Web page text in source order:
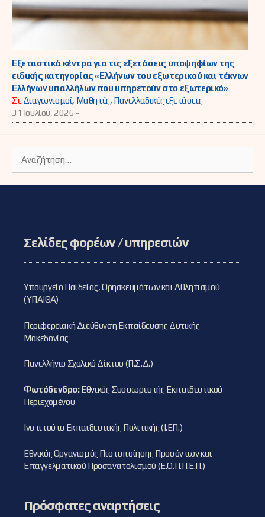
Εξεταστικά κέντρα για τις εξετάσεις υποψηφίων της
ειδικής κατηγορίας «Ελλήνων του εξωτερικού και τέκνων
Ελλήνων υπαλλήλων που υπηρετούν στο εξωτερικό»
ΣεΔιαγωνισμοί, Μαθητές, Πανελλαδικές εξετάσεις
31 Ιουλίου, 2026 -
για:
Σελίδες φορέων / υπηρεσιών
Υπουργείο Παιδείας, Θρησκευμάτων και Αθλητισμού
(ΥΠΑΙΘΑ)
Περιφερειακή Διεύθυνση Εκπαίδευσης Δυτικής
Μακεδονίας
Πανελλήνιο Σχολικό Δίκτυο (Π.Σ.Δ.)
Φωτόδενδρο:Εθνικός Συσσωρευτής Εκπαιδευτικού
Περιεχομένου
Ινστιτούτο Εκπαιδευτικής Πολιτικής (Ι.ΕΠ.)
Εθνικός Οργανισμός Πιστοποίησης Προσόντων και
Επαγγελματικού Προσανατολισμού (Ε.Ο.Π.Π.Ε.Π.)
Πρόσφατες αναρτήσεις